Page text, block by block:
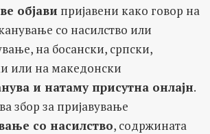
објави пријавени како говор на
со насилство или
на босански, српски,
или на македонски
и натаму присутна онлајн.
збор за пријавување
со насилство, содржината